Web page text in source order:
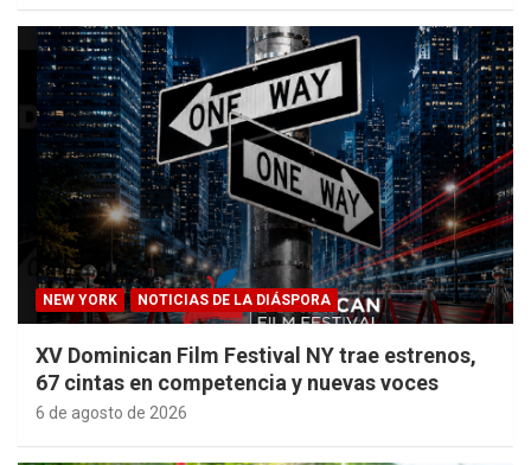
NEW YORK NOTICIAS DE LA DIÁSPORA
XV Dominican Film Festival NY trae estrenos,
67 cintas en competencia y nuevas voces
6 de agosto de 2026